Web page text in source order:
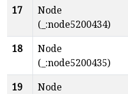
17
Node
(_:node5200434)
18
Node
(_:node5200435)
19
Node